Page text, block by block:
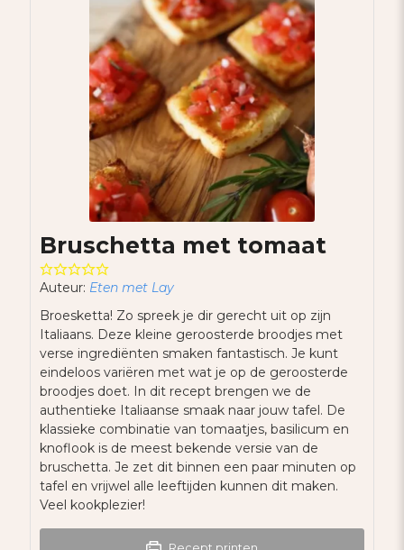
Bruschetta met tomaat
Auteur: Eten met Lay
Broesketta! Zo spreek je dir gerecht uit op zijn
Italiaans. Deze kleine geroosterde broodjes met
verse ingrediënten smaken fantastisch. Je kunt
eindeloos variëren met wat je op de geroosterde
broodjes doet. In dit recept brengen we de
authentieke Italiaanse smaak naar jouw tafel. De
klassieke combinatie van tomaatjes, basilicum en
knoflook is de meest bekende versie van de
bruschetta. Je zet dit binnen een paar minuten op
tafel en vrijwel alle leeftijden kunnen dit maken.
Veel kookplezier!